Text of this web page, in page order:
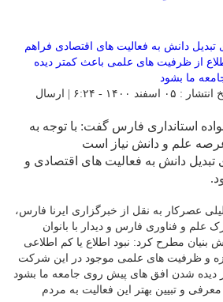
شناسه خبر : 150363 | تاریخ انتشار : ۰۵ اسفند ۱۴۰۰ - ۶:۲۴ | ارسال
استانداری فارس گفت: با توجه به
علم و دانش نیاز است
دانش به فعالیت های اقتصادی و
عصرکار به نقل از خبرگزاری ایرنا فارس،
علم و فناوری فارس و دیدار با بانوان
مطرح کرد: نبود اطلاع یا کم اطلاعی
و ظرفیت های علمی موجود در این شرکت
شدن افق های پیش روی جامعه ما بشود
و تبیین بهتر این فعالیت به مردم